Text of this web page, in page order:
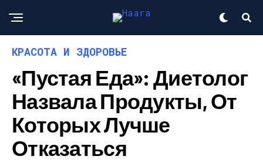
КРАСОТА И ЗДОРОВЬЕ
«Пустая Еда»: Диетолог
Назвала Продукты, От
Которых Лучше
Отказаться